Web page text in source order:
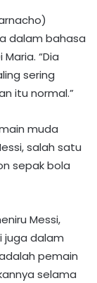
dalam bahasa
“Dia
sering
itu normal.”
muda
salah satu
sepak bola
Messi,
juga dalam
pemain
selama